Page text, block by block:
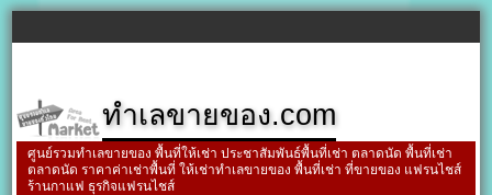
ทำเลขายของ.com
ศูนย์รวมทำเลขายของ พื้นที่ให้เช่า ประชาสัมพันธ์พื้นที่เช่า ตลาดนัด พื้นที่เช่า
ตลาดนัด ราคาค่าเช่าพื้นที่ ให้เช่าทำเลขายของ พื้นที่เช่า ที่ขายของ แฟรนไชส์
ร้านกาแฟ ธุรกิจแฟรนไชส์